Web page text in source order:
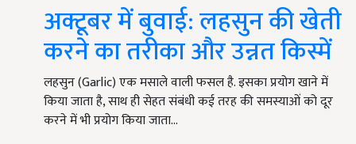
अक्टूबर में बुवाई: लहसुन की खेती
करने का तरीका और उन्नत किस्में
लहसुन (Garlic) एक मसाले वाली फसल है. इसका प्रयोग खाने में
किया जाता है, साथ ही सेहत संबंधी कई तरह की समस्याओं को दूर
करने में भी प्रयोग किया जाता…